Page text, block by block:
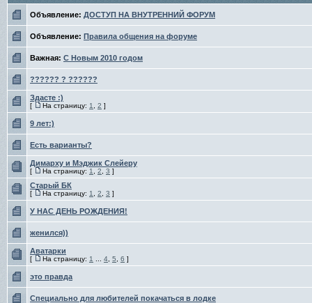
Объявление: ДОСТУП НА ВНУТРЕННИЙ ФОРУМ
Объявление: Правила общения на форуме
Важная: С Новым 2010 годом
?????? ? ??????
Здасте :)
[ На страницу: 1 2 ]
9 лет:)
Есть варианты?
Димарху и Мэджик Слейеру
[ На страницу: 1 2 3 ]
Старый БК
[ На страницу: 1 2 3 ]
У НАС ДЕНЬ РОЖДЕНИЯ!
женился))
Аватарки
[ На страницу: 1 4 5 6 ]
это правда
Специально для любителей покачаться в лодке